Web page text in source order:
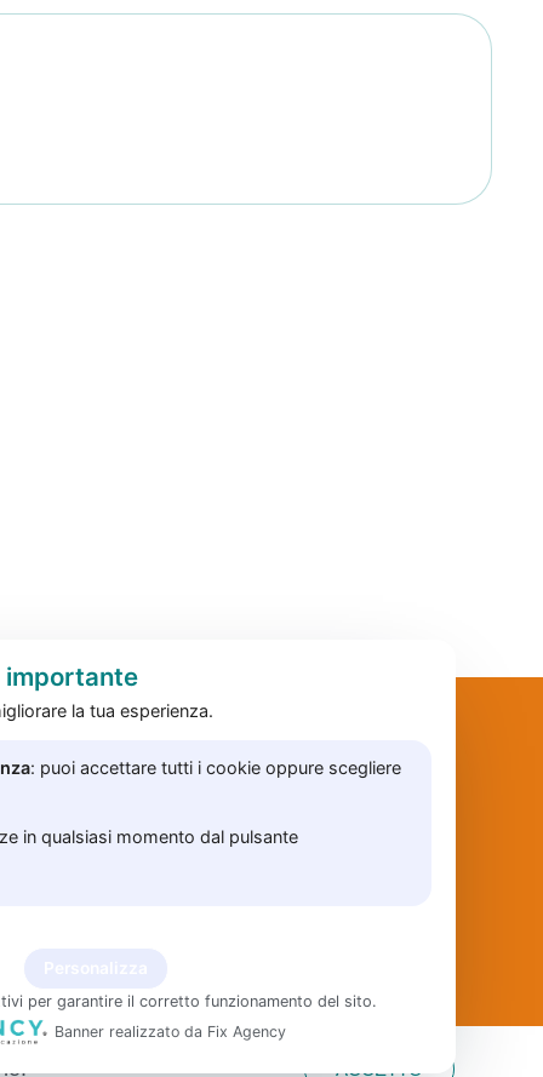
importante
la tua esperienza.
: puoi accettare tutti i cookie oppure scegliere
in qualsiasi momento dal pulsante
per garantire il corretto funzionamento del sito.
Banner realizzato da Fix Agency
ACCETTO